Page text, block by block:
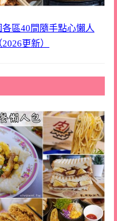
區40間隨手點心懶人
更新）